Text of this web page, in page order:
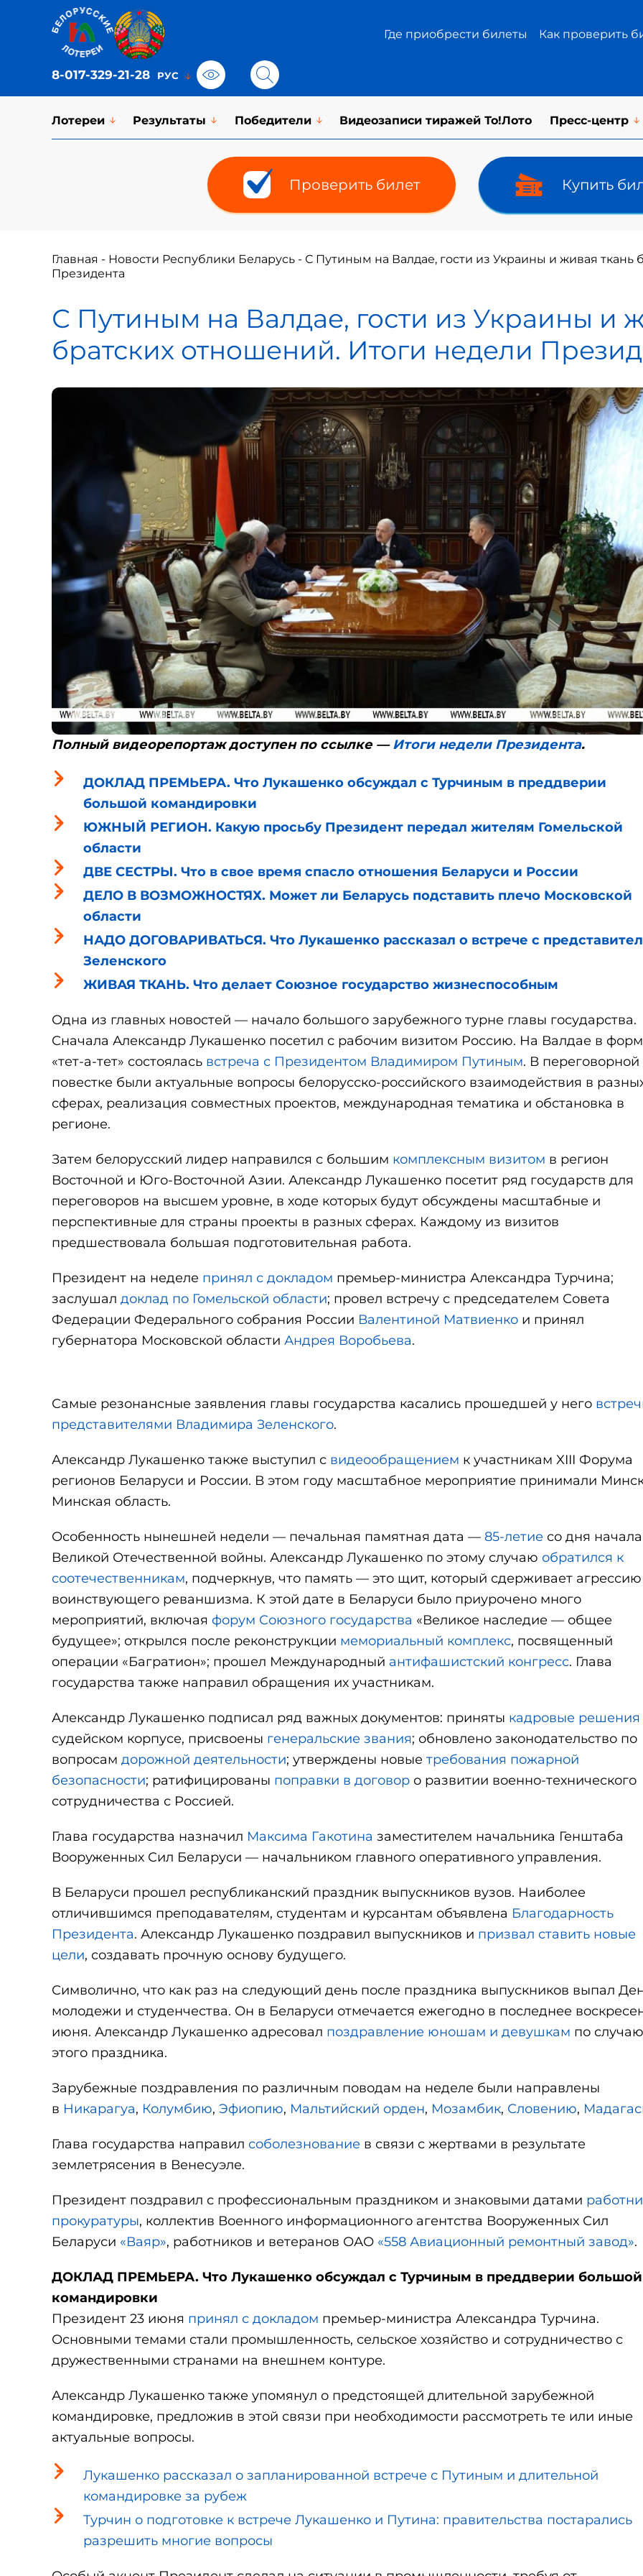
Где приобрести билеты Как проверить
8-017-329-21-28
Лотереи Результаты Победители Видеозаписи тиражей То!Лото Пресс-центр
Проверить билет Купить
Главная - Новости Республики Беларусь - С Путиным на Валдае, гости из Украины и живая ткань
Президента
С Путиным на Валдае, гости из Украины и
братских отношений. Итоги недели
Полный видеорепортаж доступен по ссылке —Итоги недели Президента.
ДОКЛАД ПРЕМЬЕРА. Что Лукашенко обсуждал с Турчиным в преддверии
большой командировки
ЮЖНЫЙ РЕГИОН. Какую просьбу Президент передал жителям Гомельской
области
ДВЕ СЕСТРЫ. Что в свое время спасло отношения Беларуси и России
ДЕЛО В ВОЗМОЖНОСТЯХ. Может ли Беларусь подставить плечо Московской
области
НАДО ДОГОВАРИВАТЬСЯ. Что Лукашенко рассказал о встрече с
Зеленского
ЖИВАЯ ТКАНЬ. Что делает Союзное государство жизнеспособным
Одна из главных новостей — начало большого зарубежного турне главы государства.
Сначала Александр Лукашенко посетил с рабочим визитом Россию. На Валдае в
«тет-а-тет» состоялась встреча с Президентом Владимиром Путиным. В переговорной
повестке были актуальные вопросы белорусско-российского взаимодействия в
сферах, реализация совместных проектов, международная тематика и обстановка в
регионе.
Затем белорусский лидер направился с большим комплексным визитом в регион
Восточной и Юго-Восточной Азии. Александр Лукашенко посетит ряд государств для
переговоров на высшем уровне, в ходе которых будут обсуждены масштабные и
перспективные для страны проекты в разных сферах. Каждому из визитов
предшествовала большая подготовительная работа.
Президент на неделе принял с докладом премьер-министра Александра Турчина;
заслушал доклад по Гомельской области; провел встречу с председателем Совета
Федерации Федерального собрания России Валентиной Матвиенко и принял
губернатора Московской области Андрея Воробьева.
Самые резонансные заявления главы государства касались прошедшей у него
представителями Владимира Зеленского.
Александр Лукашенко также выступил с видеообращением к участникам XIII Форума
регионов Беларуси и России. В этом году масштабное мероприятие принимали
Минская область.
Особенность нынешней недели — печальная памятная дата — 85-летие со дня начала
Великой Отечественной войны. Александр Лукашенко по этому случаю обратился к
соотечественникам, подчеркнув, что память — это щит, который сдерживает агрессию
воинствующего реваншизма. К этой дате в Беларуси было приурочено много
мероприятий, включая форум Союзного государства «Великое наследие — общее
будущее»; открылся после реконструкции мемориальный комплекс, посвященный
операции «Багратион»; прошел Международный антифашистский конгресс. Глава
государства также направил обращения их участникам.
Александр Лукашенко подписал ряд важных документов: приняты кадровые решения
судейском корпусе, присвоены генеральские звания; обновлено законодательство по
вопросам дорожной деятельности; утверждены новые требования пожарной
безопасности; ратифицированы поправки в договор о развитии военно-технического
сотрудничества с Россией.
Глава государства назначил Максима Гакотина заместителем начальника Генштаба
Вооруженных Сил Беларуси — начальником главного оперативного управления.
В Беларуси прошел республиканский праздник выпускников вузов. Наиболее
отличившимся преподавателям, студентам и курсантам объявлена Благодарность
Президента. Александр Лукашенко поздравил выпускников и призвал ставить новые
цели, создавать прочную основу будущего.
Символично, что как раз на следующий день после праздника выпускников выпал
молодежи и студенчества. Он в Беларуси отмечается ежегодно в последнее
июня. Александр Лукашенко адресовал поздравление юношам и девушкам по случаю
этого праздника.
Зарубежные поздравления по различным поводам на неделе были направлены
в Никарагуа, Колумбию, Эфиопию, Мальтийский орден, Мозамбик, Словению,
Глава государства направил соболезнование в связи с жертвами в результате
землетрясения в Венесуэле.
Президент поздравил с профессиональным праздником и знаковыми датами
прокуратуры, коллектив Военного информационного агентства Вооруженных Сил
Беларуси «Ваяр», работников и ветеранов ОАО «558 Авиационный ремонтный завод».
ДОКЛАД ПРЕМЬЕРА. Что Лукашенко обсуждал с Турчиным в преддверии большой
командировки
Президент 23 июня принял с докладом премьер-министра Александра Турчина.
Основными темами стали промышленность, сельское хозяйство и сотрудничество с
дружественными странами на внешнем контуре.
Александр Лукашенко также упомянул о предстоящей длительной зарубежной
командировке, предложив в этой связи при необходимости рассмотреть те или иные
актуальные вопросы.
Лукашенко рассказал о запланированной встрече с Путиным и длительной
командировке за рубеж
Турчин о подготовке к встрече Лукашенко и Путина: правительства постарались
разрешить многие вопросы